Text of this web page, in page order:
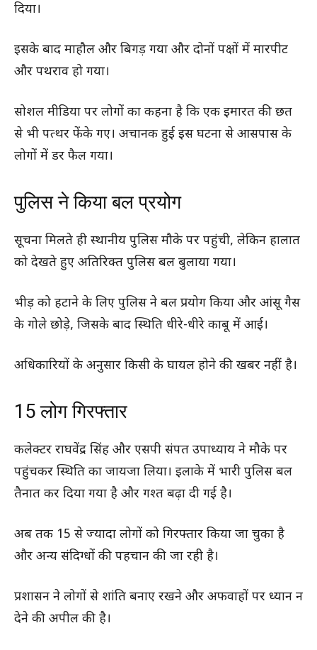
दिया।
इसके बाद माहौल और बिगड़ गया और दोनों पक्षों में मारपीट
और पथराव हो गया।
सोशल मीडिया पर लोगों का कहना है कि एक इमारत की छत
से भी पत्थर फेंके गए। अचानक हुई इस घटना से आसपास के
लोगों में डर फैल गया।
पुलिस ने किया बल प्रयोग
सूचना मिलते ही स्थानीय पुलिस मौके पर पहुंची, लेकिन हालात
को देखते हुए अतिरिक्त पुलिस बल बुलाया गया।
भीड़ को हटाने के लिए पुलिस ने बल प्रयोग किया और आंसू गैस
के गोले छोड़े, जिसके बाद स्थिति धीरे-धीरे काबू में आई।
अधिकारियों के अनुसार किसी के घायल होने की खबर नहीं है।
15 लोग गिरफ्तार
कलेक्टर राघवेंद्र सिंह और एसपी संपत उपाध्याय ने मौके पर
पहुंचकर स्थिति का जायजा लिया। इलाके में भारी पुलिस बल
तैनात कर दिया गया है और गश्त बढ़ा दी गई है।
अब तक 15 से ज्यादा लोगों को गिरफ्तार किया जा चुका है
और अन्य संदिग्धों की पहचान की जा रही है।
प्रशासन ने लोगों से शांति बनाए रखने और अफवाहों पर ध्यान न
देने की अपील की है।